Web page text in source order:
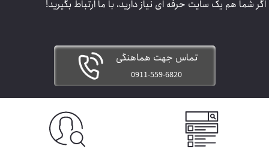
اگر شما هم یک سایت حرفه ای نیاز دارید، با ما ارتباط بگیرید!
تماس جهت هماهنگی
0911-559-6820